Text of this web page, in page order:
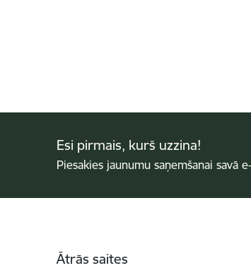
Esi pirmais, kurš uzzina!
Piesakies jaunumu saņemšanai savā
Ātrās saites